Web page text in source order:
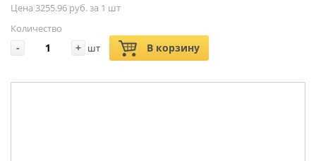
Цена 3255.96 руб. за 1 шт
Количество
- + шт В корзину